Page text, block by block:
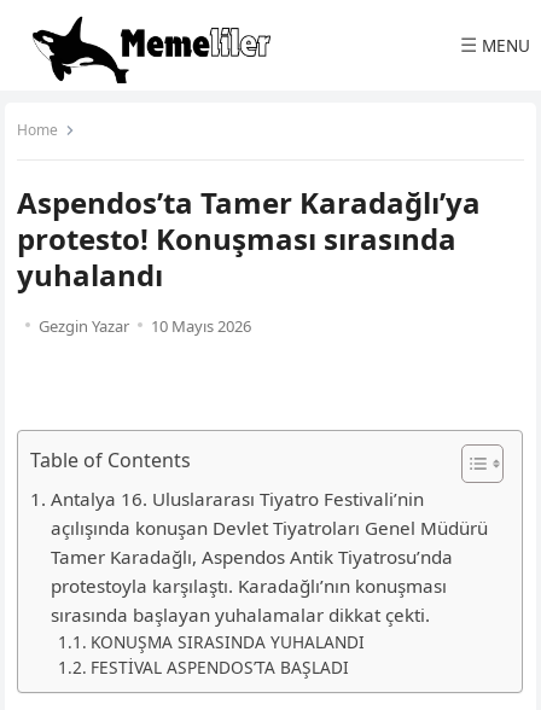
☰ MENU
Home
Aspendos’ta Tamer Karadağlı’ya
protesto! Konuşması sırasında
yuhalandı
Gezgin Yazar 10 Mayıs 2026
Table of Contents
Antalya 16. Uluslararası Tiyatro Festivali’nin
açılışında konuşan Devlet Tiyatroları Genel Müdürü
Tamer Karadağlı, Aspendos Antik Tiyatrosu’nda
protestoyla karşılaştı. Karadağlı’nın konuşması
sırasında başlayan yuhalamalar dikkat çekti.
KONUŞMA SIRASINDA YUHALANDI
FESTİVAL ASPENDOS’TA BAŞLADI